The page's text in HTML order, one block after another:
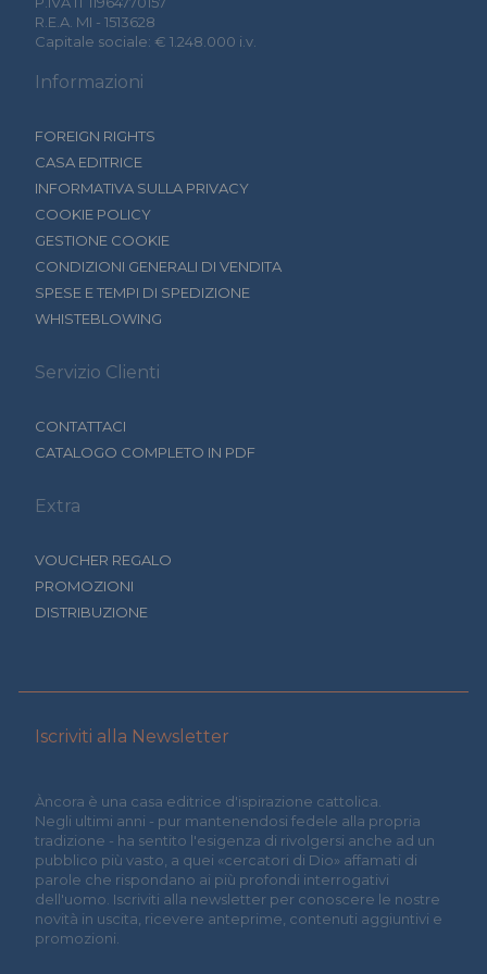
R.E.A. MI - 1513628
Capitale sociale: € 1.248.000 i.v.
Informazioni
FOREIGN RIGHTS
CASA EDITRICE
INFORMATIVA SULLA PRIVACY
COOKIE POLICY
GESTIONE COOKIE
CONDIZIONI GENERALI DI VENDITA
SPESE E TEMPI DI SPEDIZIONE
WHISTEBLOWING
Servizio Clienti
CONTATTACI
CATALOGO COMPLETO IN PDF
Extra
VOUCHER REGALO
PROMOZIONI
DISTRIBUZIONE
Iscriviti alla Newsletter
Àncora è una casa editrice d'ispirazione cattolica.
Negli ultimi anni - pur mantenendosi fedele alla propria
tradizione - ha sentito l'esigenza di rivolgersi anche ad un
pubblico più vasto, a quei «cercatori di Dio» affamati di
parole che rispondano ai più profondi interrogativi
dell'uomo. Iscriviti alla newsletter per conoscere le nostre
novità in uscita, ricevere anteprime, contenuti aggiuntivi e
promozioni.